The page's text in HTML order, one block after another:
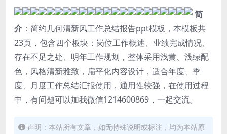
简
介 ：简约几何清新风工作总结报告ppt模板，本模板共
23页，包含四个板块：岗位工作概述、业绩完成情况、
存在不足之处、明年工作规划，整体采用浅黄、浅绿配
色，风格清新雅致，扁平化内容设计，适合年度、季
度、月度工作总结汇报使用，通用性较强，在使用过程
中，有问题可以加我微信1214600869，一起交流。
声明：本站所有文章，如无特殊说明或标注，均为本站原